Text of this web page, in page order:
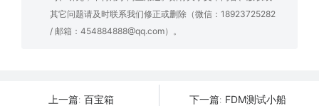
其它问题请及时联系我们修正或删除（微信：18923725282
/ 邮箱：454884888@qq.com）。
上一篇: 百宝箱 下一篇: FDM测试小船